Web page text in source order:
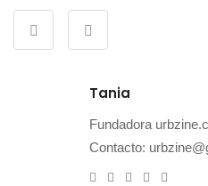
Tania
Fundadora
Contacto:
WebsiteTwitterFacebook